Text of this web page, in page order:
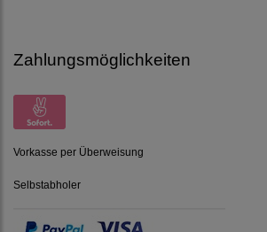
Zahlungsmöglichkeiten
Vorkasse per Überweisung
Selbstabholer